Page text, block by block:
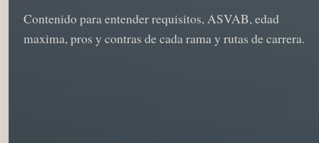
Contenido para entender requisitos, ASVAB, edad
maxima, pros y contras de cada rama y rutas de carrera.